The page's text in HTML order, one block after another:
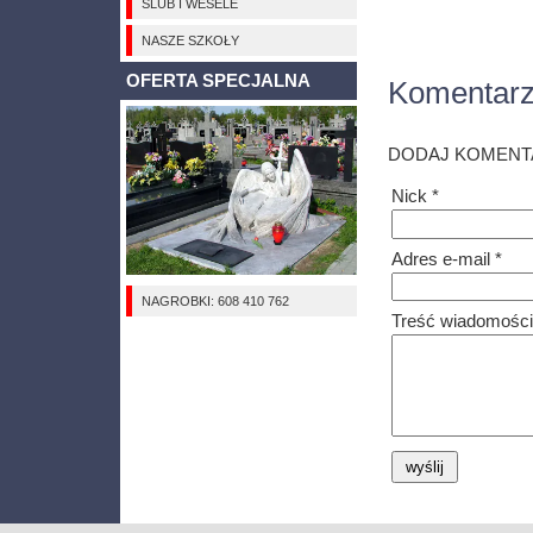
ŚLUB I WESELE
NASZE SZKOŁY
OFERTA SPECJALNA
NAGROBKI: 608 410 762
DODAJ
Nick *
Adres e-mail *
Treść